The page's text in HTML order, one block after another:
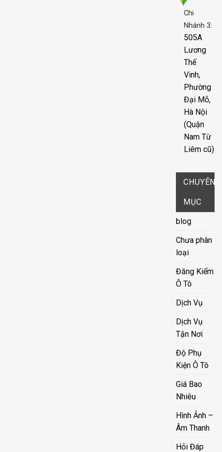
Chi
Nhánh 3:
505A
Lương
Thế
Vinh,
Phường
Đại Mỗ,
Hà Nội
(Quận
Nam Từ
Liêm cũ)
CHUYÊN
MỤC
blog
Chưa phân
loại
Đăng Kiểm
Ô Tô
Dịch Vụ
Dịch Vụ
Tận Nơi
Độ Phụ
Kiện Ô Tô
Giá Bao
Nhiêu
Hình Ảnh –
Âm Thanh
Hỏi Đáp